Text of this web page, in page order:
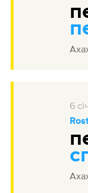
6